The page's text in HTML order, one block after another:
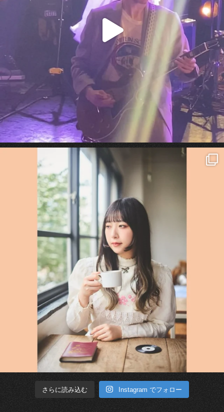
さらに読み込む Instagram でフォロー